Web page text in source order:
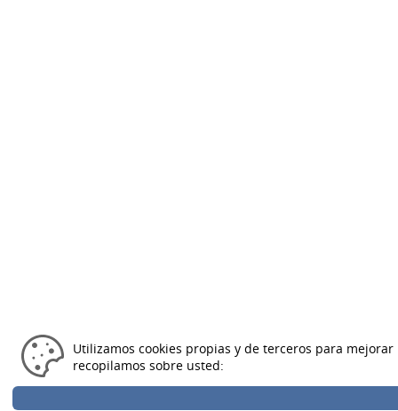
Utilizamos cookies propias y de terceros para
recopilamos sobre usted: